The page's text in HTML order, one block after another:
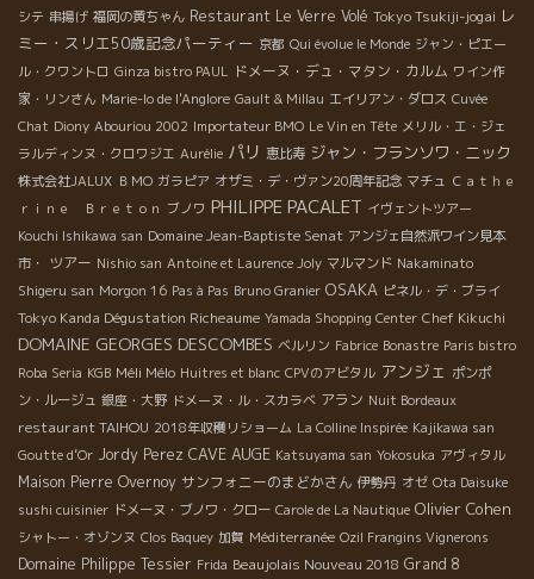
シテ 串揚げ 福岡の黄ちゃん Restaurant Le Verre Volé Tokyo Tsukiji-jogai レ
ミー・スリエ50歳記念パーティー 京都 Qui évolue le Monde ジャン・ピエー
ル・クワントロ Ginza bistro PAUL ドメーヌ・デュ・マタン・カルム ワイン作
家・リンさん Marie-lo de l'Anglore Gault & Millau エイリアン・ダロス Cuvée
Chat Diony Abouriou 2002 Importateur BMO Le Vin en Tête メリル・エ・ジェ
ラルディンヌ・クロワジエ Aurélie パリ 恵比寿 ジャン・フランソワ・ニック
株式会社JALUX ＢＭО ガラピア オザミ・デ・ヴァン20周年記念 マチュ Ｃａｔｈｅ
ｒｉｎｅ Ｂｒｅｔｏｎ ブノワ PHILIPPE PACALET イヴェントツアー
Kouchi Ishikawa san Domaine Jean-Baptiste Senat アンジェ自然派ワイン見本
市・ ツアー Nishio san Antoine et Laurence Joly マルマンド Nakaminato
Shigeru san Morgon 16 Pas à Pas Bruno Granier OSAKA ピネル・デ・ブライ
Tokyo Kanda Dégustation Richeaume Yamada Shopping Center Chef Kikuchi
DOMAINE GEORGES DESCOMBES ベルリン Fabrice Bonastre Paris bistro
Roba Seria KGB Méli Mélo Huitres et blanc CPVのアビタル アンジェ ポンポ
ン・ルージュ 銀座・大野 ドメーヌ・ル・スカラベ アラン Nuit Bordeaux
restaurant TAIHOU 2018年収穫リショーム La Colline Inspirée Kajikawa san
Goutte d’Or Jordy Perez CAVE AUGE Katsuyama san Yokosuka アヴィタル
Maison Pierre Overnoy サンフォニーのまどかさん 伊勢丹 オゼ Ota Daisuke
sushi cuisinier ドメーヌ・ブノワ・クロー Carole de La Nautique Olivier Cohen
シャトー・オゾンヌ Clos Baquey 加賀 Méditerranée Ozil Frangins Vignerons
Domaine Philippe Tessier Frida Beaujolais Nouveau 2018 Grand 8